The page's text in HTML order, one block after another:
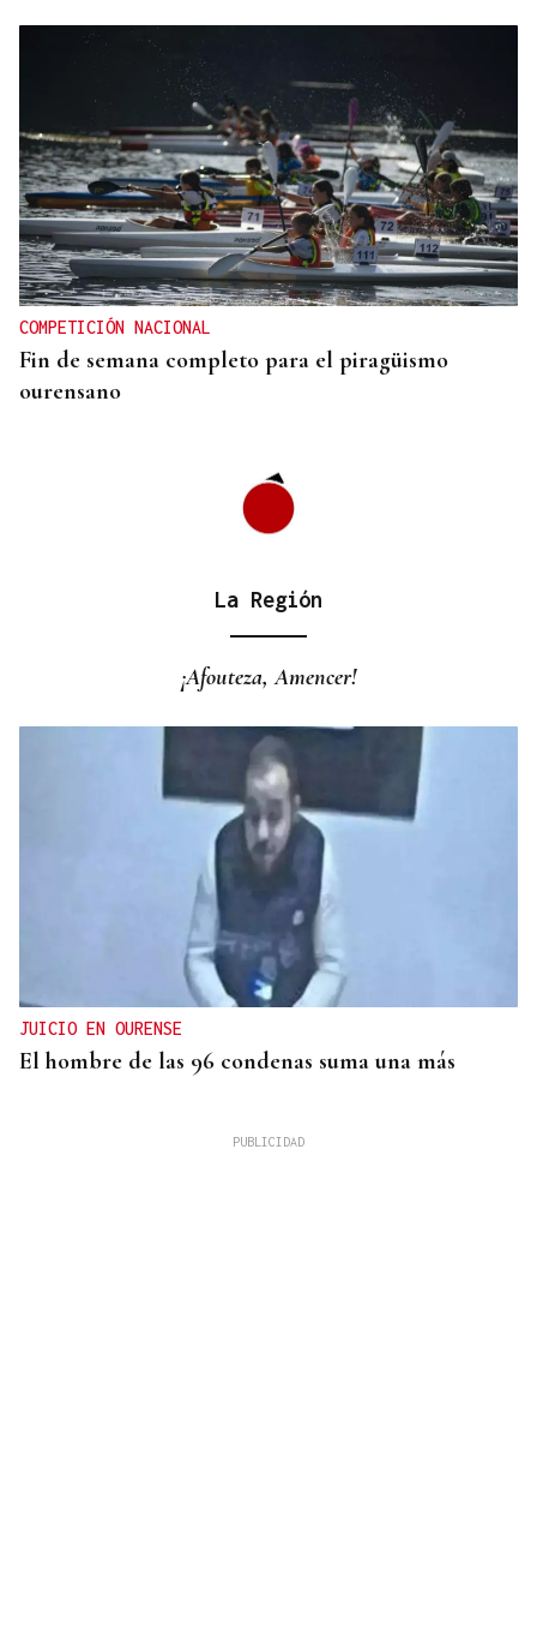
HEMEROTECA
Historia en 4 tiempos | II Motocross Festa da Bica
en la Estación de Manzaneda
COMPETICIÓN NACIONAL
Fin de semana completo para el piragüismo
ourensano
La Región
¡Afouteza, Amencer!
JUICIO EN OURENSE
El hombre de las 96 condenas suma una más